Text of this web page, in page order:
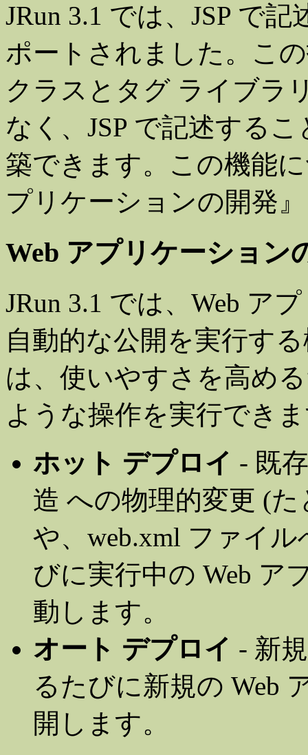
JRun 3.1 では、JSP で
ポートされました。こ
クラスとタグ ライブラ
なく、JSP で記述する
築できます。この機能
プリケーションの開発
Web アプリケーション
JRun 3.1 では、Web ア
自動的な公開を実行す
は、使いやすさを高め
ような操作を実行でき
ホット デプロイ - 既
造 への物理的変更 (
や、web.xml ファイ
びに実行中の Web ア
動します。
オート デプロイ - 新
るたびに新規の Web
開します。